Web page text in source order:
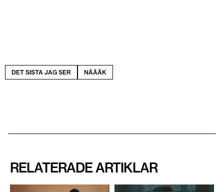
DET SISTA JAG SER NÄÄÄK
RELATERADE ARTIKLAR